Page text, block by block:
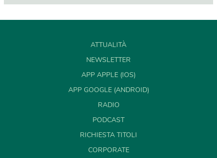
ATTUALITÀ
NEWSLETTER
APP APPLE (IOS)
APP GOOGLE (ANDROID)
RADIO
PODCAST
RICHIESTA TITOLI
CORPORATE